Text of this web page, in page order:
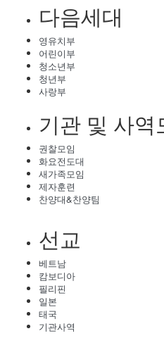
다음세대
영유치부
어린이부
청소년부
청년부
사랑부
기관 및 사역
권찰모임
화요전도대
새가족모임
제자훈련
찬양대&찬양팀
선교
베트남
캄보디아
필리핀
일본
태국
기관사역